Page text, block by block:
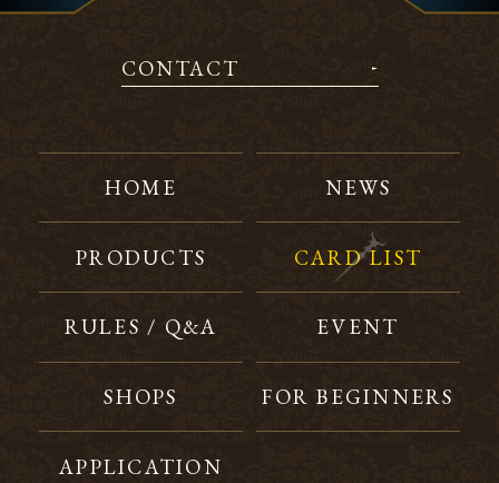
CONTACT
HOME NEWS
PRODUCTS CARD LIST
RULES / Q&A EVENT
SHOPS FOR BEGINNERS
APPLICATION